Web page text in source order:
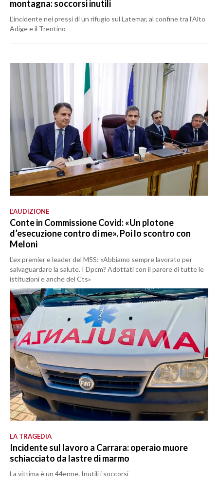
montagna: soccorsi inutili
L’incidente nei pressi di un rifugio sul Latemar, al confine tra l'Alto
Adige e il Trentino
L’AUDIZIONE
Conte in Commissione Covid: «Un plotone
d’esecuzione contro di me». Poi lo scontro con
Meloni
L’ex premier e leader del M5S: «Abbiamo sempre lavorato per
salvaguardare la salute. I Dpcm? Adottati con il parere di tutte le
istituzioni e anche del Cts»
LA TRAGEDIA
Incidente sul lavoro a Carrara: operaio muore
schiacciato da lastre di marmo
La vittima è un 44enne. Inutili i soccorsi